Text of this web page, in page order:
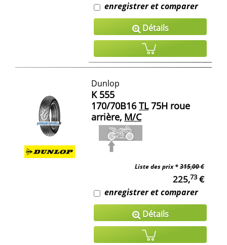
enregistrer et comparer
Détails
Dunlop
K 555
170/70B16 TL75H roue
arrière, M/C
Liste des prix *315,00 €
225,73€
enregistrer et comparer
Détails